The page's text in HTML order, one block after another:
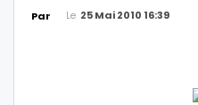
Par Le 25 Mai 2010 16:39